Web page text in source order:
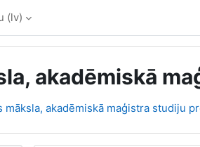
‎(lv)‎
akadēmiskā
māksla, akadēmiskā maģistra studiju